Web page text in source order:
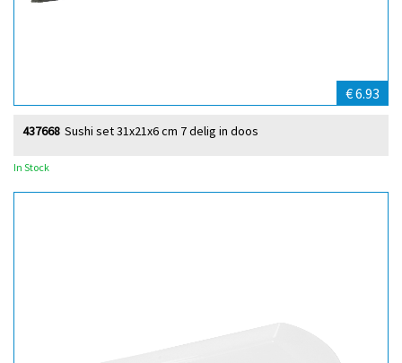
€ 6.93
Sushi set 31x21x6 cm 7 delig in doos
437668
In Stock